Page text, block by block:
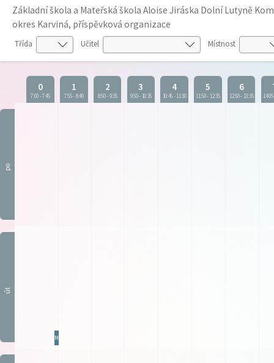
Základní škola a Mateřská škola Aloise Jiráska Dolní Lutyně
okres Karviná, příspěvková organizace
Třída Učitel Místnost
0
7:00-7:45
1
7:55-8:40
2
8:50-9:35
3
9:50- 10:35
4
10:45-11:30
5
11:50- 12:35
6
12:50- 13:35 14:05
po
út
MaŠ0